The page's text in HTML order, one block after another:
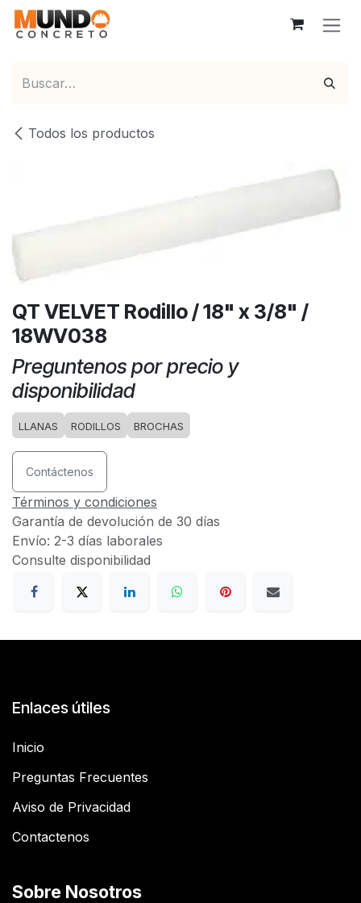
Ir al contenido
Todos los productos
QT VELVET Rodillo / 18" x 3/8" /
18WV038
Preguntenos por precio y
disponibilidad
LLANAS RODILLOS BROCHAS
Contáctenos
Términos y condiciones
Garantía de devolución de 30 días
Envío: 2-3 días laborales
Consulte disponibilidad
Enlaces útiles
Inicio
Preguntas Frecuentes
Aviso de Privacidad
Contactenos
Sobre Nosotros